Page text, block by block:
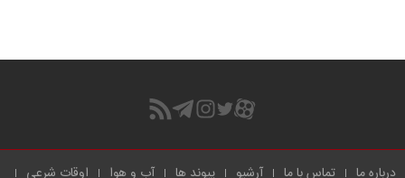
درباره ما تماس با ما آرشیو پیوند ها آب و هوا اوقات شرعی